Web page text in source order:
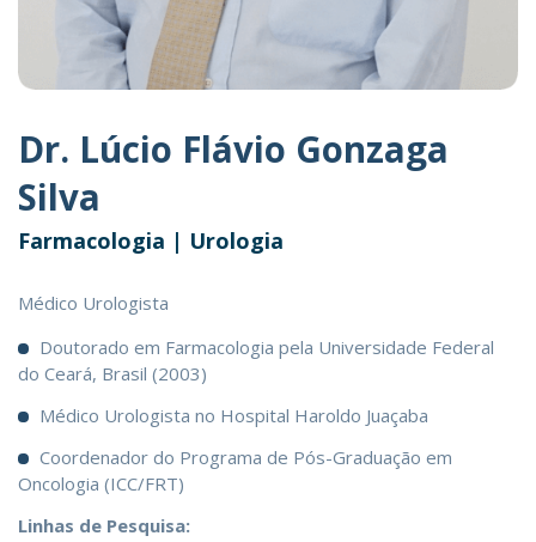
Dr. Lúcio Flávio Gonzaga
Silva
Farmacologia | Urologia
Médico Urologista
Doutorado em Farmacologia pela Universidade Federal
do Ceará, Brasil (2003)
Médico Urologista no Hospital Haroldo Juaçaba
Coordenador do Programa de Pós-Graduação em
Oncologia (ICC/FRT)
Linhas de Pesquisa: